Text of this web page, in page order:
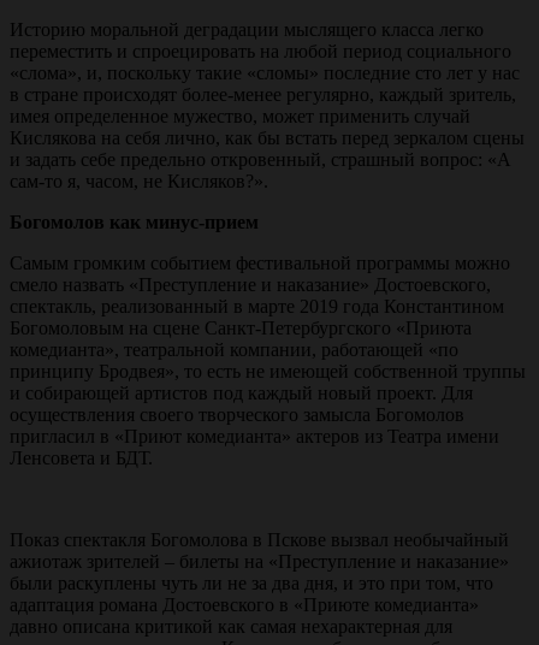
Историю моральной деградации мыслящего класса легко
переместить и спроецировать на любой период социального
«слома», и, поскольку такие «сломы» последние сто лет у нас
в стране происходят более-менее регулярно, каждый зритель,
имея определенное мужество, может применить случай
Кислякова на себя лично, как бы встать перед зеркалом сцены
и задать себе предельно откровенный, страшный вопрос: «А
сам-то я, часом, не Кисляков?».
Богомолов как минус-прием
Самым громким событием фестивальной программы можно
смело назвать «Преступление и наказание» Достоевского,
спектакль, реализованный в марте 2019 года Константином
Богомоловым на сцене Санкт-Петербургского «Приюта
комедианта», театральной компании, работающей «по
принципу Бродвея», то есть не имеющей собственной труппы
и собирающей артистов под каждый новый проект. Для
осуществления своего творческого замысла Богомолов
пригласил в «Приют комедианта» актеров из Театра имени
Ленсовета и БДТ.
Показ спектакля Богомолова в Пскове вызвал необычайный
ажиотаж зрителей – билеты на «Преступление и наказание»
были раскуплены чуть ли не за два дня, и это при том, что
адаптация романа Достоевского в «Приюте комедианта»
давно описана критикой как самая нехарактерная для